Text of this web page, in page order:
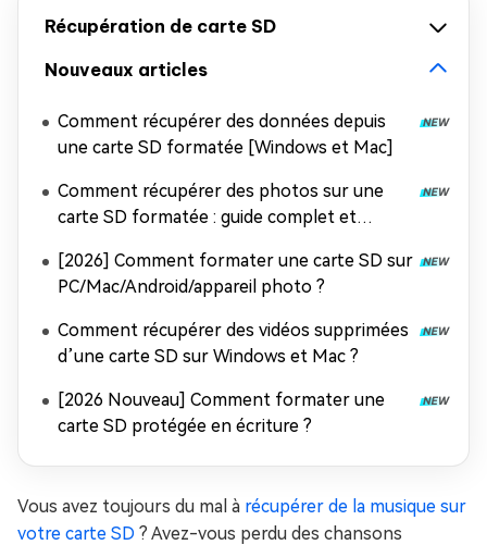
Récupération de carte SD
Nouveaux articles
Comment récupérer des données depuis
une carte SD formatée [Windows et Mac]
Comment récupérer des photos sur une
carte SD formatée : guide complet et
[2026] Comment formater une carte SD sur
PC/Mac/Android/appareil photo ?
Comment récupérer des vidéos supprimées
d’une carte SD sur Windows et Mac ?
[2026 Nouveau] Comment formater une
carte SD protégée en écriture ?
Vous avez toujours du mal à récupérer de la musique sur
votre carte SD ? Avez-vous perdu des chansons